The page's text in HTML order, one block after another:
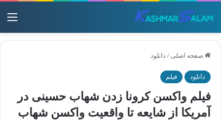
صفحه اصلی / دانلود
دانلود فیلم
فیلم واکسن کرونا زدن شهاب حسینی در
آمریکا از شایعه تا واقعیت واکسن شهاب